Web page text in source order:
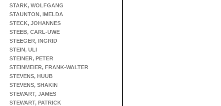
STARK, WOLFGANG
STAUNTON, IMELDA
STECK, JOHANNES
STEEB, CARL-UWE
STEEGER, INGRID
STEIN, ULI
STEINER, PETER
STEINMEIER, FRANK-WALTER
STEVENS, HUUB
STEVENS, SHAKIN
STEWART, JAMES
STEWART, PATRICK